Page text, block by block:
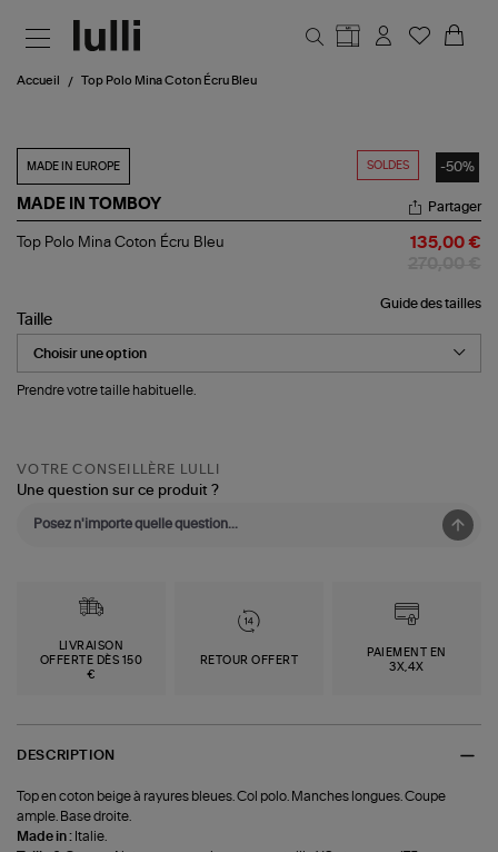
Accueil Top Polo Mina Coton Écru Bleu
SOLDES -50%
MADE IN EUROPE
MADE IN TOMBOY
Top
Écru
Bleu
Partager
Top Polo Mina Coton Écru Bleu 135,00 €
Guide des tailles
Taille
Prendre votre taille habituelle.
VOTRE CONSEILLÈRE LULLI
Une question sur ce produit ?
LIVRAISON
OFFERTE DÈS 150
€
RETOUR OFFERT
PAIEMENT EN
3X,4X
DESCRIPTION
Top en coton beige à rayures bleues. Col polo. Manches longues. Coupe
ample. Base droite.
Made in : Italie.